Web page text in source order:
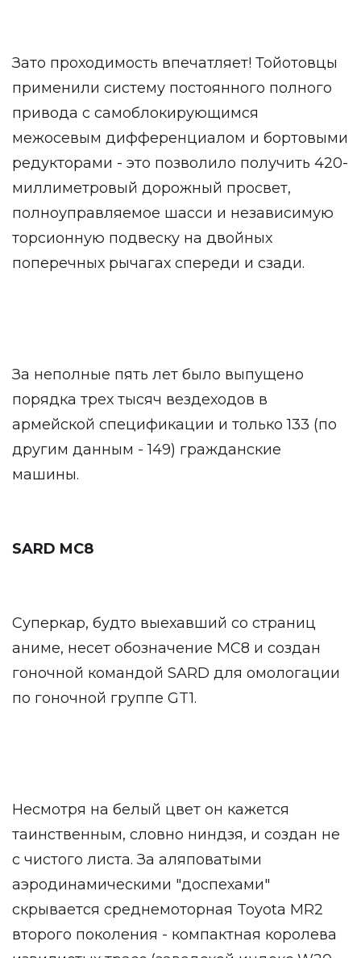
Зато проходимость впечатляет! Тойотовцы
применили систему постоянного полного
привода с самоблокирующимся
межосевым дифференциалом и бортовыми
редукторами - это позволило получить 420-
миллиметровый дорожный просвет,
полноуправляемое шасси и независимую
торсионную подвеску на двойных
поперечных рычагах спереди и сзади.
За неполные пять лет было выпущено
порядка трех тысяч вездеходов в
армейской спецификации и только 133 (по
другим данным - 149) гражданские
машины.
SARD MC8
Суперкар, будто выехавший со страниц
аниме, несет обозначение MC8 и создан
гоночной командой SARD для омологации
по гоночной группе GT1.
Несмотря на белый цвет он кажется
таинственным, словно ниндзя, и создан не
с чистого листа. За аляповатыми
аэродинамическими "доспехами"
скрывается среднемоторная Toyota MR2
второго поколения - компактная королева